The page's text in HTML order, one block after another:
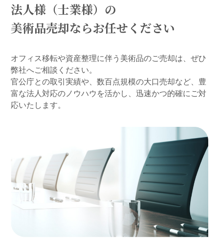
法人様（士業様）の
美術品売却ならお任せください
オフィス移転や資産整理に伴う美術品のご売却は、ぜひ
弊社へご相談ください。
官公庁との取引実績や、数百点規模の大口売却など、豊
富な法人対応のノウハウを活かし、迅速かつ的確にご対
応いたします。